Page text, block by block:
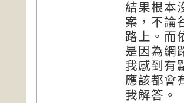
結果根本
案，不論
路上。而
是因為網
我感到有
應該都會
我解答。